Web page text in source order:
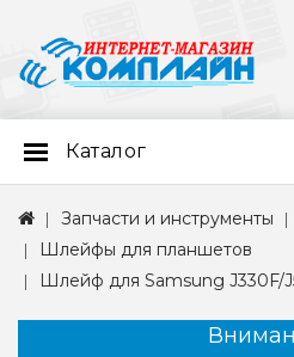
Каталог
Запчасти и инструменты
Шлейфы для планшетов
Шлейф для Samsung J330F/